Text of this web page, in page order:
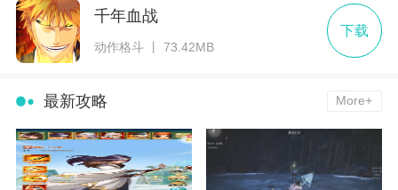
千年血战
动作格斗 丨 73.42MB
下载
最新攻略 More+